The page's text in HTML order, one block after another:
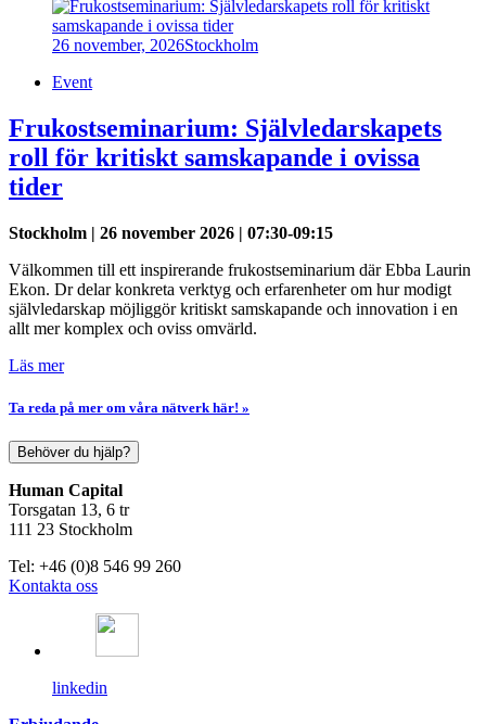
26 november, 2026Stockholm
Event
Frukostseminarium: Självledarskapets
roll för kritiskt samskapande i ovissa
tider
Stockholm | 26 november 2026 | 07:30-09:15
Välkommen till ett inspirerande frukostseminarium där Ebba Laurin
Ekon. Dr delar konkreta verktyg och erfarenheter om hur modigt
självledarskap möjliggör kritiskt samskapande och innovation i en
allt mer komplex och oviss omvärld.
Läs mer
Ta reda på mer om våra nätverk här! »
Behöver du hjälp?
Human Capital
Torsgatan 13, 6 tr
111 23 Stockholm
Tel: +46 (0)8 546 99 260
Kontakta oss
linkedin